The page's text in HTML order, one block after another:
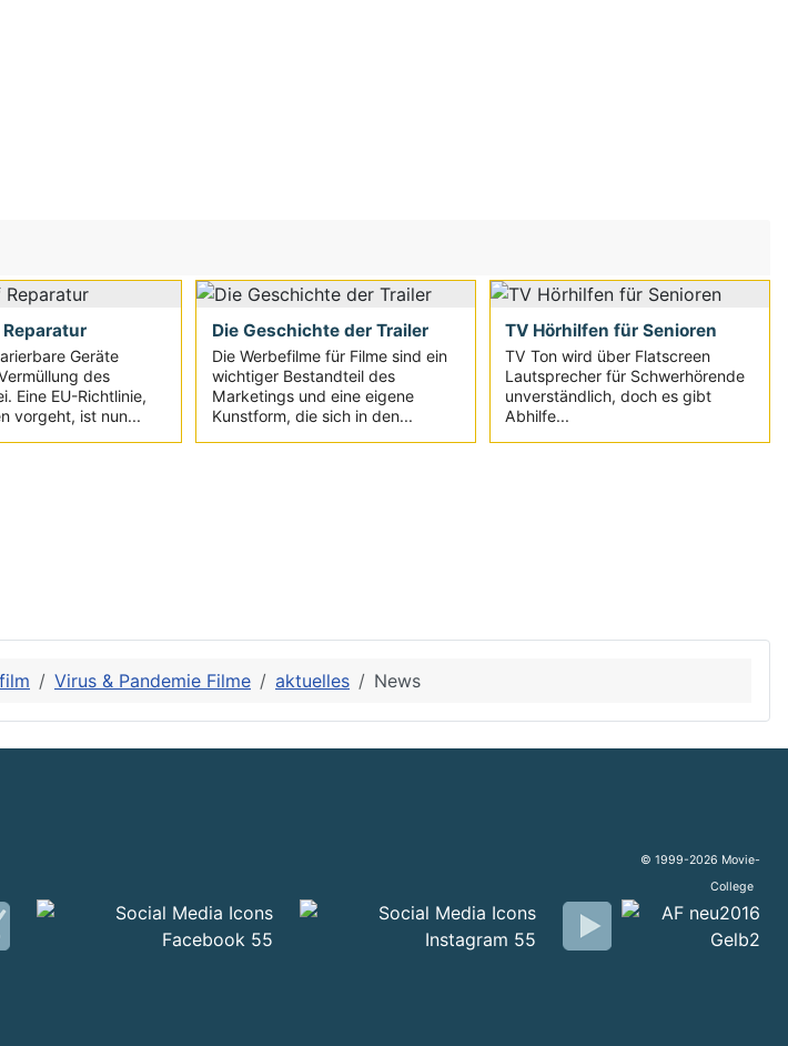
Geräte
des
Eine EU-Richtlinie,
vorgeht, ist nun...
Die Geschichte der Trailer
Die Werbefilme für Filme sind ein
wichtiger Bestandteil des
Marketings und eine eigene
Kunstform, die sich in den...
TV Hörhilfen für Senioren
TV Ton wird über Flatscreen
Lautsprecher für Schwerhörende
unverständlich, doch es gibt
Abhilfe...
Virus & Pandemie Filme aktuelles News
© 1999-2026 Movie-
College